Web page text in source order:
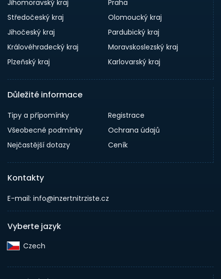
Jihomoravský kraj
Praha
Středočeský kraj
Olomoucký kraj
Jihočeský kraj
Pardubický kraj
Královéhradecký kraj
Moravskoslezský kraj
Plzeňský kraj
Karlovarský kraj
Důležité informace
Tipy a přípomínky
Registrace
Všeobecné podmínky
Ochrana údajů
Nejčastější dotazy
Ceník
Kontakty
E-mail: info@inzertnitrziste.cz
Vyberte jazyk
Czech‎